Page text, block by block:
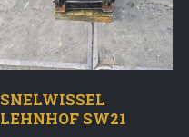
SNELWISSEL
LEHNHOF SW21